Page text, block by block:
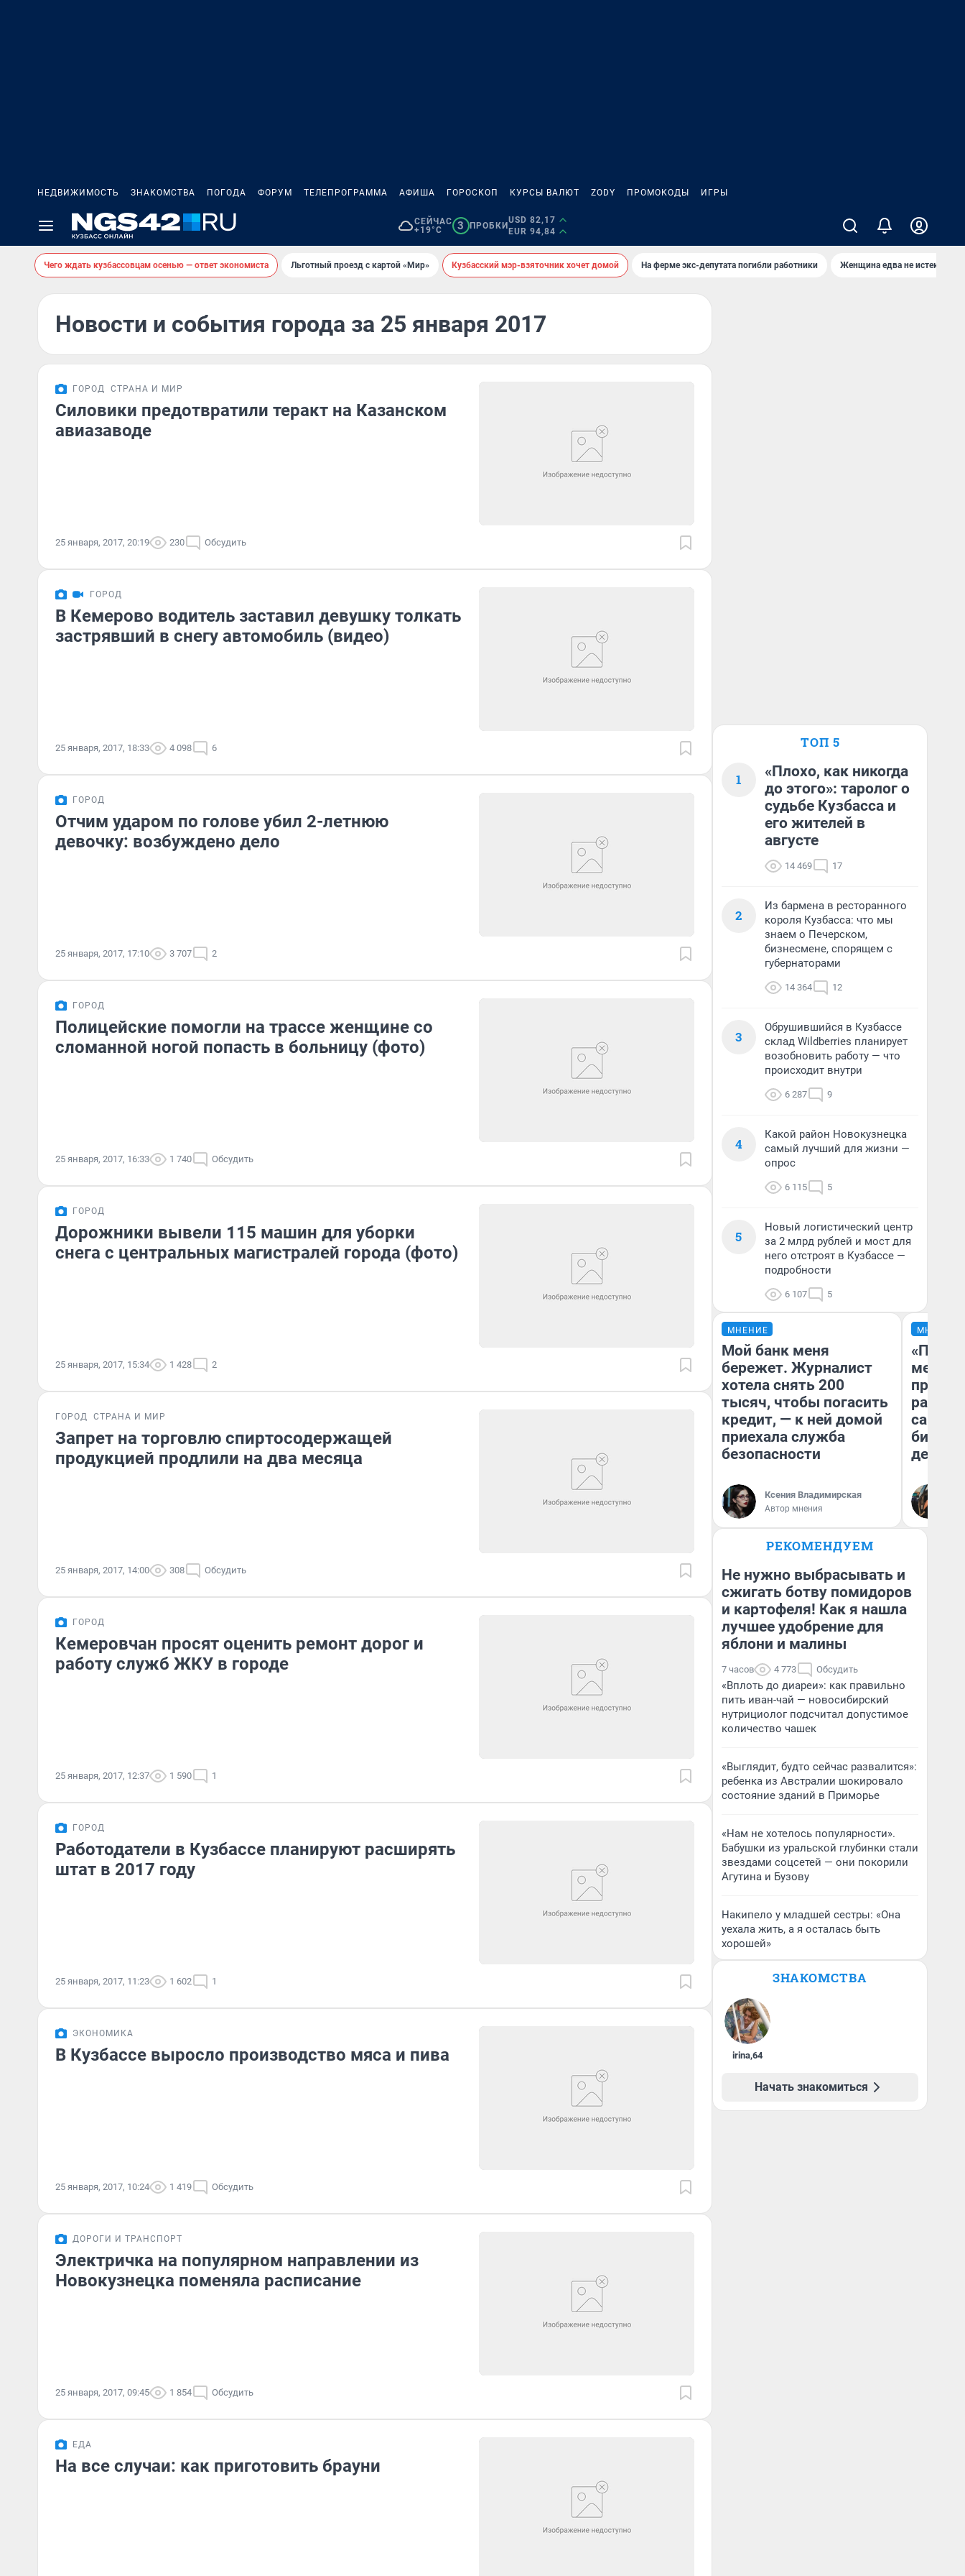
НЕДВИЖИМОСТЬ ЗНАКОМСТВА ПОГОДА ФОРУМ ТЕЛЕПРОГРАММА АФИША ГОРОСКОП КУРСЫ ВАЛЮТ ZODY ПРОМОКОДЫ ИГРЫ
СЕЙЧАС
+19°C
3 ПРОБКИ
USD 82,17
EUR 94,84
Чего ждать кузбассовцам осенью — ответ экономиста Льготный проезд с картой «Мир» Кузбасский мэр-взяточник хочет домой На ферме экс-депутата погибли работники Женщина едва не истекла
Новости и события города за 25 января 2017
ГОРОД СТРАНА И МИР
Силовики предотвратили теракт на Казанском
авиазаводе
25 января, 2017, 20:19 230 Обсудить
ГОРОД
В Кемерово водитель заставил девушку толкать
застрявший в снегу автомобиль (видео)
25 января, 2017, 18:33 4 098 6
ГОРОД
Отчим ударом по голове убил 2-летнюю
девочку: возбуждено дело
25 января, 2017, 17:10 3 707 2
ГОРОД
Полицейские помогли на трассе женщине со
сломанной ногой попасть в больницу (фото)
25 января, 2017, 16:33 1 740 Обсудить
ГОРОД
Дорожники вывели 115 машин для уборки
снега с центральных магистралей города (фото)
25 января, 2017, 15:34 1 428 2
ГОРОД СТРАНА И МИР
Запрет на торговлю спиртосодержащей
продукцией продлили на два месяца
25 января, 2017, 14:00 308 Обсудить
ГОРОД
Кемеровчан просят оценить ремонт дорог и
работу служб ЖКУ в городе
25 января, 2017, 12:37 1 590 1
ГОРОД
Работодатели в Кузбассе планируют расширять
штат в 2017 году
25 января, 2017, 11:23 1 602 1
ЭКОНОМИКА
В Кузбассе выросло производство мяса и пива
25 января, 2017, 10:24 1 419 Обсудить
ДОРОГИ И ТРАНСПОРТ
Электричка на популярном направлении из
Новокузнецка поменяла расписание
25 января, 2017, 09:45 1 854 Обсудить
ЕДА
На все случаи: как приготовить брауни
ТОП 5
1
«Плохо, как никогда
до этого»: таролог о
судьбе Кузбасса и
его жителей в
августе
14 469 17
2
Из бармена в ресторанного
короля Кузбасса: что мы
знаем о Печерском,
бизнесмене, спорящем с
губернаторами
14 364 12
3
Обрушившийся в Кузбассе
склад Wildberries планирует
возобновить работу — что
происходит внутри
6 287 9
4
Какой район Новокузнецка
самый лучший для жизни —
опрос
6 115 5
5
Новый логистический центр
за 2 млрд рублей и мост для
него отстроят в Кузбассе —
подробности
6 107 5
МНЕНИЕ
Мой банк меня
бережет. Журналист
хотела снять 200
тысяч, чтобы погасить
кредит, — к ней домой
приехала служба
безопасности
Ксения Владимирская
Автор мнения
МНЕНИЕ
самом
РЕКОМЕНДУЕМ
Не нужно выбрасывать и
сжигать ботву помидоров
и картофеля! Как я нашла
лучшее удобрение для
яблони и малины
7 часов 4 773 Обсудить
«Вплоть до диареи»: как правильно
пить иван-чай — новосибирский
нутрициолог подсчитал допустимое
количество чашек
«Выглядит, будто сейчас развалится»:
ребенка из Австралии шокировало
состояние зданий в Приморье
«Нам не хотелось популярности».
Бабушки из уральской глубинки стали
звездами соцсетей — они покорили
Агутина и Бузову
Накипело у младшей сестры: «Она
уехала жить, а я осталась быть
хорошей»
ЗНАКОМСТВА
irina,64
Начать знакомиться